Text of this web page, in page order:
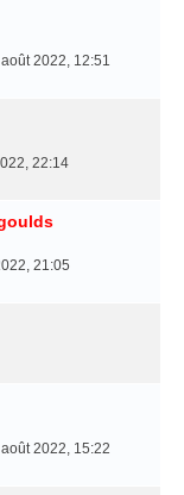
2022, 12:51
22:14
21:05
2022, 15:22